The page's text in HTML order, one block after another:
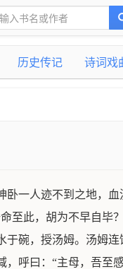
历史传记 诗词戏
卧一人迹不到之地，
至此，胡为不早自毕
于碗，授汤姆。汤姆
，呼曰：“主母，吾至